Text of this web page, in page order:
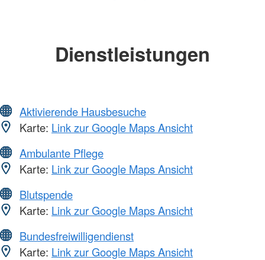
Dienstleistungen
Aktivierende Hausbesuche
Karte: Link zur Google Maps Ansicht
Ambulante Pflege
Karte: Link zur Google Maps Ansicht
Blutspende
Karte: Link zur Google Maps Ansicht
Bundesfreiwilligendienst
Karte: Link zur Google Maps Ansicht